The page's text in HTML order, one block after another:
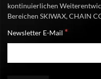
kontinuierlichen
Bereichen SKIWAX, CHAIN
Newsletter E-Mail *